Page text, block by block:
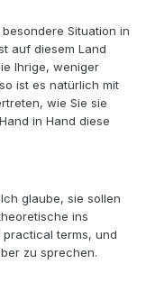
Situation in
auf diesem Land
Ihrige, weniger
ist es natürlich mit
wie Sie sie
in Hand diese
glaube, sie sollen
ins
practical terms, und
zu sprechen.